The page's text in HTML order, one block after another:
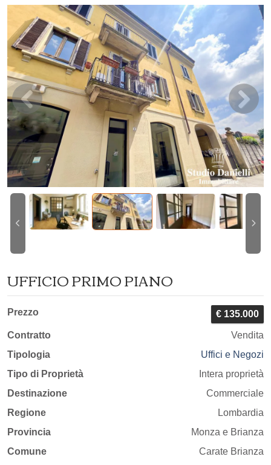
UFFICIO PRIMO PIANO
Prezzo € 135.000
Contratto
Vendita
Tipologia
Uffici e Negozi
Tipo di Proprietà
Intera proprietà
Destinazione
Commerciale
Regione
Lombardia
Provincia
Monza e Brianza
Comune
Carate Brianza